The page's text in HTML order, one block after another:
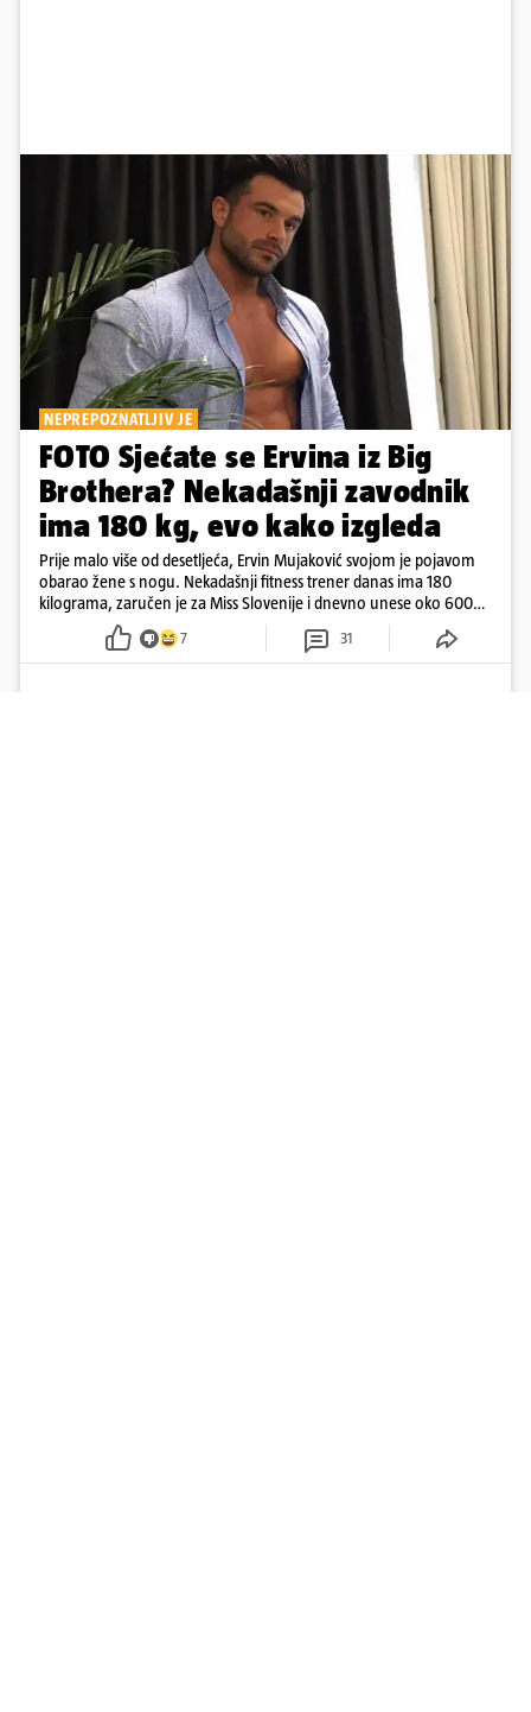
NEPREPOZNATLJIV JE
FOTO Sjećate se Ervina iz Big
Brothera? Nekadašnji zavodnik
ima 180 kg, evo kako izgleda
Prije malo više od desetljeća, Ervin Mujaković svojom je pojavom
obarao žene s nogu. Nekadašnji fitness trener danas ima 180
kilograma, zaručen je za Miss Slovenije i dnevno unese oko 6000
7 31